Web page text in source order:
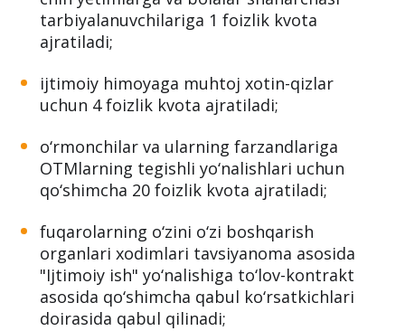
tarbiyalanuvchilariga 1 foizlik kvota
ajratiladi;
ijtimoiy himoyaga muhtoj xotin-qizlar
uchun 4 foizlik kvota ajratiladi;
o‘rmonchilar va ularning farzandlariga
OTMlarning tegishli yo‘nalishlari uchun
qo‘shimcha 20 foizlik kvota ajratiladi;
fuqarolarning o‘zini o‘zi boshqarish
organlari xodimlari tavsiyanoma asosida
"Ijtimoiy ish" yo‘nalishiga to‘lov-kontrakt
asosida qo‘shimcha qabul ko‘rsatkichlari
doirasida qabul qilinadi;